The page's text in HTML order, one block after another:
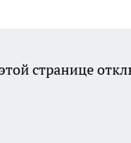
странице